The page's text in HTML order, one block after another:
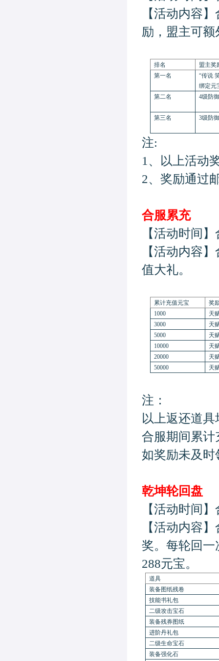
【活动内容】
励，盟主可
排名
盟主奖
第一名
“传说
绑定元
第二名
4级防
第三名 3级防
注:
1、以上活动
2、奖励通过
合服累充
【活动时间】
【活动内容】
值大礼。
累计充值元宝
奖
1000
天
3000
天
5000
天
10000
天
20000
天
50000
天
注：
以上返还道
合服期间累
如奖励未及
乾坤轮回盘
【活动时间】
【活动内容】
奖。每轮回一
288元宝。
道具
装备图纸残卷
技能书礼包
二级攻击宝石
装备残券图纸
进阶丹礼包
二级生命宝石
装备强化石